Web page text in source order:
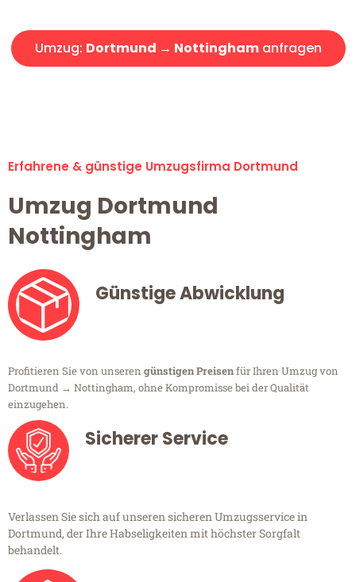
Umzug: Dortmund → Nottinghamanfragen
Erfahrene & günstige Umzugsfirma Dortmund
Umzug Dortmund
Nottingham
Günstige Abwicklung
Profitieren Sie von unseren günstigen Preisenfür Ihren Umzug von
Dortmund → Nottingham, ohne Kompromisse bei der Qualität
einzugehen.
Sicherer Service
Verlassen Sie sich auf unseren sicheren Umzugsservice in
Dortmund, der Ihre Habseligkeiten mit höchster Sorgfalt
behandelt.